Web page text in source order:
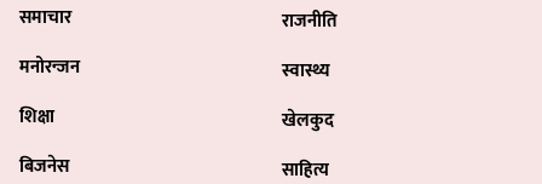
समाचार
मनोरन्जन
शिक्षा
बिजनेस
राजनीति
स्वास्थ्य
खेलकुद
साहित्य